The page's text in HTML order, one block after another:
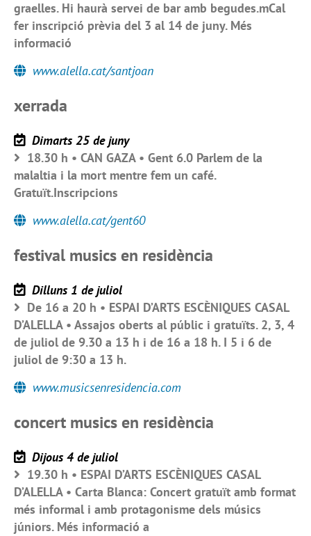
graelles. Hi haurà servei de bar amb begudes.mCal
fer inscripció prèvia del 3 al 14 de juny. Més
informació
www.alella.cat/santjoan
xerrada
Dimarts 25 de juny
18.30 h • CAN GAZA • Gent 6.0 Parlem de la
malaltia i la mort mentre fem un café.
Gratuït.Inscripcions
www.alella.cat/gent60
festival musics en residència
Dilluns 1 de juliol
De 16 a 20 h • ESPAI D’ARTS ESCÈNIQUES CASAL
D’ALELLA • Assajos oberts al públic i gratuïts. 2, 3, 4
de juliol de 9.30 a 13 h i de 16 a 18 h. I 5 i 6 de
juliol de 9:30 a 13 h.
www.musicsenresidencia.com
concert musics en residència
Dijous 4 de juliol
19.30 h • ESPAI D’ARTS ESCÈNIQUES CASAL
D’ALELLA • Carta Blanca: Concert gratuït amb format
més informal i amb protagonisme dels músics
júniors. Més informació a